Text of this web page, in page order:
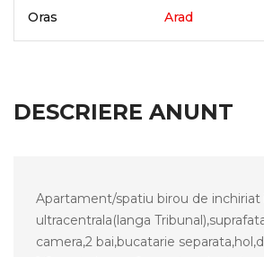
Oras Arad
DESCRIERE ANUNT
Apartament/spatiu birou de inchiriat
ultracentrala(langa
camera,2 bai,bucatarie